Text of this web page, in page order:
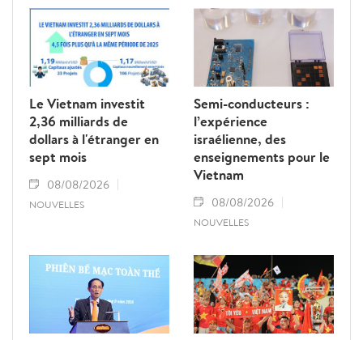
Le Vietnam investit
2,36 milliards de
dollars à l'étranger en
sept mois
08/08/2026
NOUVELLES
Semi-conducteurs :
l’expérience
israélienne, des
enseignements pour le
Vietnam
08/08/2026
NOUVELLES